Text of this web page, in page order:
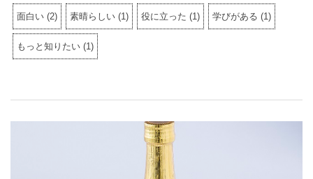
面白い (2) 素晴らしい (1) 役に立った (1) 学びがある (1)
もっと知りたい (1)